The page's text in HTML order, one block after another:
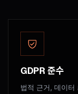
GDPR 준수
법적 근거, 데이터